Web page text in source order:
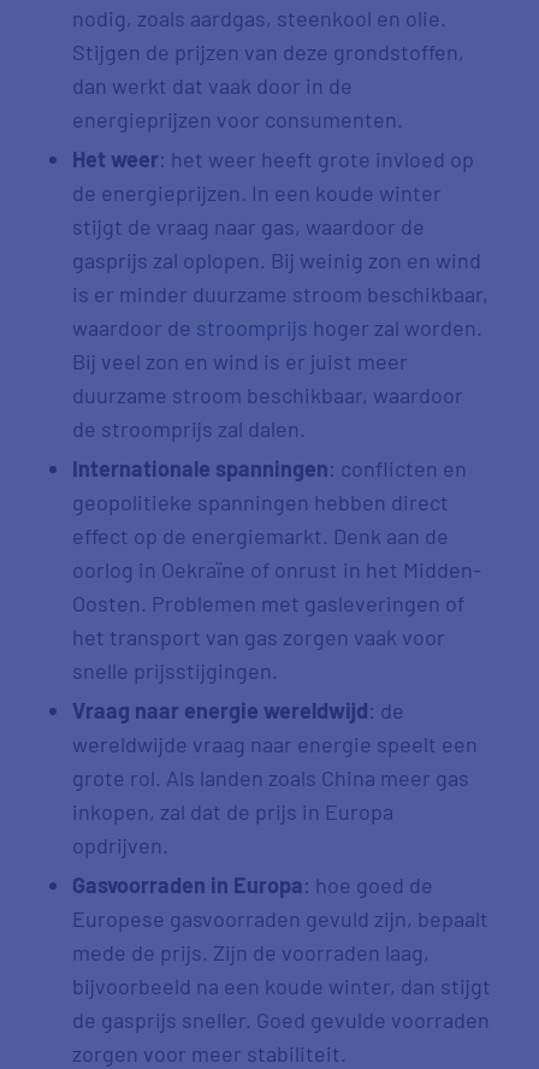
nodig, zoals aardgas, steenkool en olie.
Stijgen de prijzen van deze grondstoffen,
dan werkt dat vaak door in de
energieprijzen voor consumenten.
Het weer: het weer heeft grote invloed op
de energieprijzen. In een koude winter
stijgt de vraag naar gas, waardoor de
gasprijs zal oplopen. Bij weinig zon en wind
is er minder duurzame stroom beschikbaar,
waardoor de stroomprijs hoger zal worden.
Bij veel zon en wind is er juist meer
duurzame stroom beschikbaar, waardoor
de stroomprijs zal dalen.
Internationale spanningen: conflicten en
geopolitieke spanningen hebben direct
effect op de energiemarkt. Denk aan de
oorlog in Oekraïne of onrust in het Midden-
Oosten. Problemen met gasleveringen of
het transport van gas zorgen vaak voor
snelle prijsstijgingen.
Vraag naar energie wereldwijd: de
wereldwijde vraag naar energie speelt een
grote rol. Als landen zoals China meer gas
inkopen, zal dat de prijs in Europa
opdrijven.
Gasvoorraden in Europa: hoe goed de
Europese gasvoorraden gevuld zijn, bepaalt
mede de prijs. Zijn de voorraden laag,
bijvoorbeeld na een koude winter, dan stijgt
de gasprijs sneller. Goed gevulde voorraden
zorgen voor meer stabiliteit.